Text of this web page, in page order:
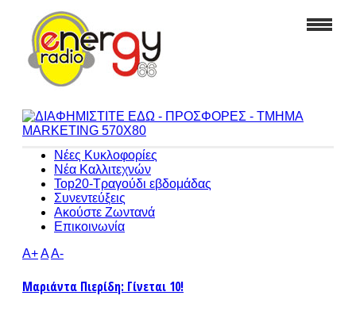
Νέες Κυκλοφορίες
Νέα Καλλιτεχνών
Top20-Τραγούδι εβδομάδας
Συνεντεύξεις
Ακούστε Ζωντανά
Επικοινωνία
A+AA-
Μαριάντα Πιερίδη: Γίνεται 10!